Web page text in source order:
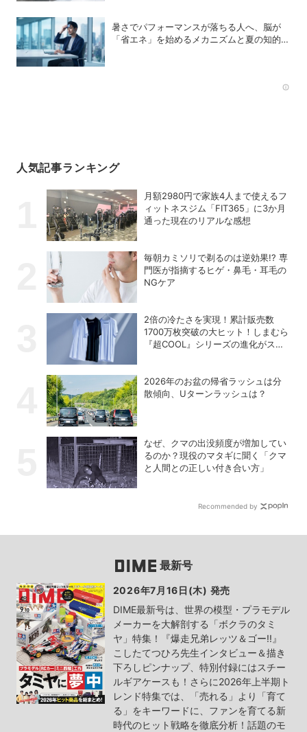
暑さでパフォーマンスが落ちる人へ、脳が
「省エネ」を始めるメカニズムと夏の知的生
人気記事ランキング
月額2980円で家族4人まで使えるフ
ィットネスジム「FIT365」に3か月
通った現在のリアルな感想
毎朝カミソリで剃るのは逆効果!? 専
門医が指摘するヒゲ・鼻毛・耳毛の
NGケア
2倍の冷たさを実現！累計販売数
1700万枚突破の大ヒット！しまむら
『超COOL』シリーズの進化がスゴ
2026年のお盆の帰省ラッシュは分
散傾向、Uターンラッシュは？
なぜ、クマの出没頻度が増加してい
るのか？現役のマタギに聞く「クマ
と人間との正しい付き合い方」
Recommended by
最新号
2026年7月16日(木) 発売
DIME最新号は、世界の模型・プラモデル
メーカーを大解剖する「ボクラのタミ
ヤ」特集！『爆走兄弟レッツ＆ゴー!!』
こしたてつひろ先生インタビュー＆描き
下ろしピンナップ、特別付録にはスチー
ルギアケースも！さらに2026年上半期ト
レンド特集では、「売れる」より「育て
る」をキーワードに、ファンを育てる新
時代のヒット戦略を徹底分析！話題のモ